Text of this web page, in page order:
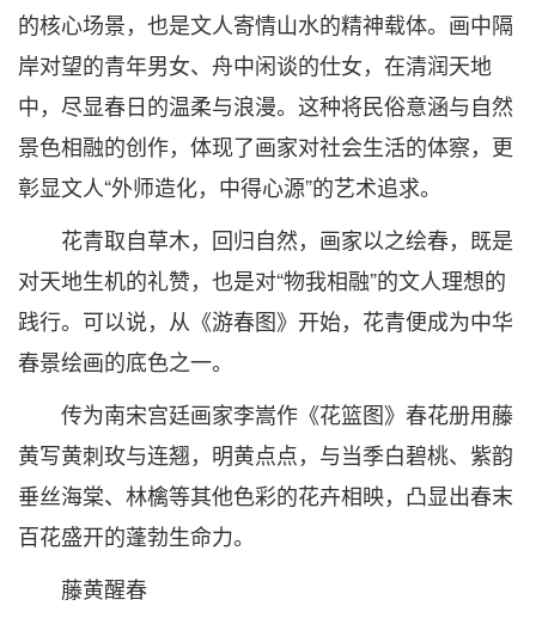
的核心场景，也是文人寄情山水的精神载体。画中隔
岸对望的青年男女、舟中闲谈的仕女，在清润天地
中，尽显春日的温柔与浪漫。这种将民俗意涵与自然
景色相融的创作，体现了画家对社会生活的体察，更
彰显文人“外师造化，中得心源”的艺术追求。
花青取自草木，回归自然，画家以之绘春，既是
对天地生机的礼赞，也是对“物我相融”的文人理想的
践行。可以说，从《游春图》开始，花青便成为中华
春景绘画的底色之一。
传为南宋宫廷画家李嵩作《花篮图》春花册用藤
黄写黄刺玫与连翘，明黄点点，与当季白碧桃、紫韵
垂丝海棠、林檎等其他色彩的花卉相映，凸显出春末
百花盛开的蓬勃生命力。
藤黄醒春